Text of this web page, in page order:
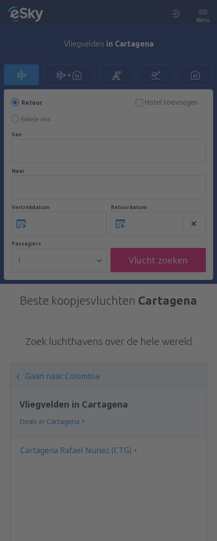
Menu
Vliegvelden in Cartagena
Retour
Enkele reis
Hotel toevoegen
Van
Naar
Vertrekdatum Retourdatum
Passagiers
1 Vlucht zoeken
Beste koopjesvluchten Cartagena
Zoek luchthavens over de hele wereld
Gaan naar Colombia
Vliegvelden in Cartagena
Deals in Cartagena
Cartagena Rafael Nunez (CTG)